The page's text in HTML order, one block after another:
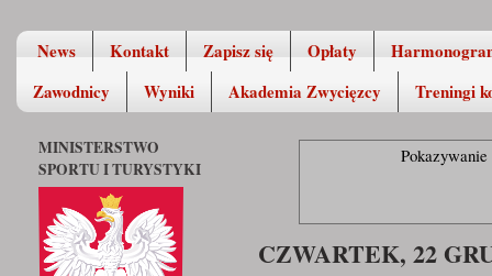
News Kontakt Zapisz się Opłaty
Zawodnicy
Wyniki Akademia Zwycięzcy Treningi
CZWARTEK, 22
MINISTERSTWO
SPORTU I TURYSTYKI